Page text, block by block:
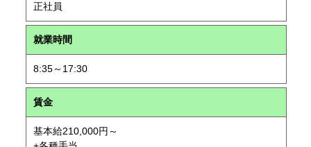
正社員
就業時間
8:35～17:30
賃金
基本給210,000円～